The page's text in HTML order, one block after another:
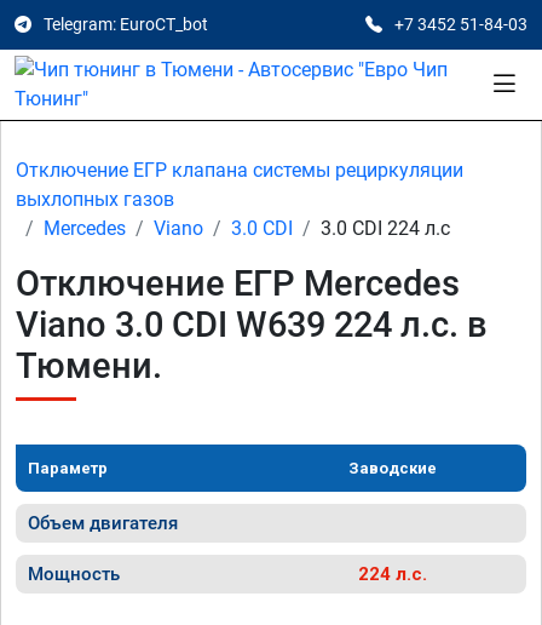
Telegram: EuroCT_bot +7 3452 51-84-03
Отключение ЕГР клапана системы рециркуляции
выхлопных газов
Mercedes
Viano 3.0 CDI 3.0 CDI 224 л.с
Отключение ЕГР Mercedes
Viano 3.0 CDI W639 224 л.с. в
Тюмени.
Параметр Заводские
Объем двигателя
Мощность 224 л.с.